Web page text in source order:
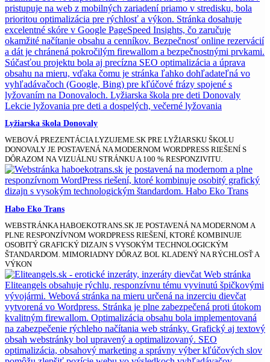
Lyžiarska škola Donovaly
WEBOVÁ PREZENTÁCIA LYZUJEME.SK PRE LYŽIARSKU ŠKOLU
DONOVALY JE POSTAVENÁ NA MODERNOM WORDPRESS RIEŠENÍ S
DÔRAZOM NA VIZUÁLNU STRÁNKU A 100 % RESPONZIVITU.
Habo Eko Trans
WEBSTRÁNKA HABOEKOTRANS.SK JE POSTAVENÁ NA MODERNOM A
PLNE RESPONZÍVNOM WORDPRESS RIEŠENÍ, KTORÉ KOMBINUJE
OSOBITÝ GRAFICKÝ DIZAJN S VYSOKÝM TECHNOLOGICKÝM
ŠTANDARDOM. MIMORIADNY DÔRAZ BOL KLADENÝ NA RÝCHLOSŤ A
VÝKON